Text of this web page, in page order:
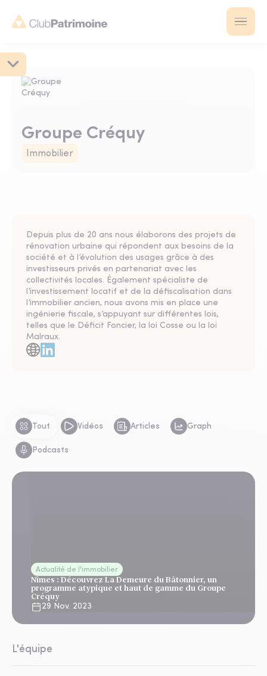
Groupe Créquy
Immobilier
Depuis plus de 20 ans nous élaborons des projets de
rénovation urbaine qui répondent aux besoins de la
société et à l’évolution des usages grâce à des
investisseurs privés en partenariat avec les
collectivités locales. Également spécialiste de
l’investissement locatif et de la défiscalisation dans
l’immobilier ancien, nous avons mis en place une
ingénierie fiscale, s’appuyant sur différentes lois,
telles que le Déficit Foncier, la loi Cosse ou la loi
Malraux.
Tout Vidéos Articles Graph
Podcasts
Actualité de l'immobilier
Nîmes : Découvrez La Demeure du Bâtonnier, un
programme atypique et haut de gamme du Groupe
Créquy
29 Nov. 2023
L'équipe